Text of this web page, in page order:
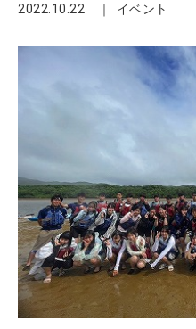
2022.10.22 イベント